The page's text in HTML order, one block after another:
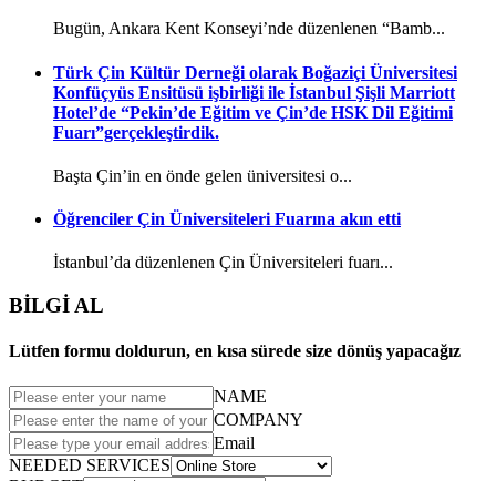
Bugün, Ankara Kent Konseyi’nde düzenlenen “Bamb...
Türk Çin Kültür Derneği olarak Boğaziçi Üniversitesi
Konfüçyüs Ensitüsü işbirliği ile İstanbul Şişli Marriott
Hotel’de “Pekin’de Eğitim ve Çin’de HSK Dil Eğitimi
Fuarı”gerçekleştirdik.
Başta Çin’in en önde gelen üniversitesi o...
Öğrenciler Çin Üniversiteleri Fuarına akın etti
İstanbul’da düzenlenen Çin Üniversiteleri fuarı...
BİLGİ AL
Lütfen formu doldurun, en kısa sürede size dönüş yapacağız
NAME
COMPANY
Email
NEEDED SERVICES